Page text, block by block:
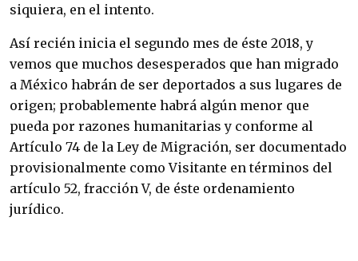
siquiera, en el intento.
Así recién inicia el segundo mes de éste 2018, y
vemos que muchos desesperados que han migrado
a México habrán de ser deportados a sus lugares de
origen; probablemente habrá algún menor que
pueda por razones humanitarias y conforme al
Artículo 74 de la Ley de Migración, ser documentado
provisionalmente como Visitante en términos del
artículo 52, fracción V, de éste ordenamiento
jurídico.